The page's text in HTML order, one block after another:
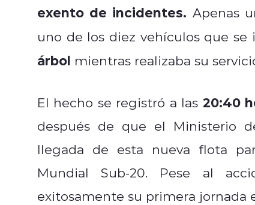
exento de incidentes. Apenas
uno de los diez vehículos que se
árbol mientras realizaba su
El hecho se registró a las 20:40
después de que el Ministerio
llegada de esta nueva flota
Mundial Sub-20. Pese al
exitosamente su primera jornada